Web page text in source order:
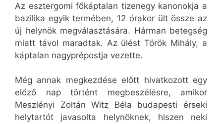
Az esztergomi főkáptalan tizenegy kanonokja a
bazilika egyik termében, 12 órakor ült össze az
új helynök megválasztására. Hárman betegség
miatt távol maradtak. Az ülést Török Mihály, a
káptalan nagyprépostja vezette.
Még annak megkezdése előtt hivatkozott egy
előző nap történt megbeszélésre, amikor
Meszlényi Zoltán Witz Béla budapesti érseki
helytartót javasolta helynöknek, hiszen neki